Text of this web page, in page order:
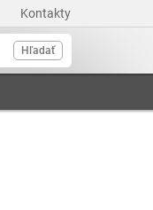
Kontakty
Hľadať